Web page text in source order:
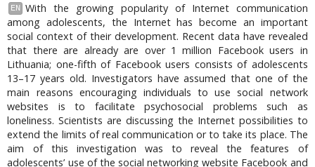
EN
With the growing popularity of Internet communication
among adolescents, the Internet has become an important
social context of their development. Recent data have revealed
that there are already are over 1 million Facebook users in
Lithuania; one-fifth of Facebook users consists of adolescents
13–17 years old. Investigators have assumed that one of the
main reasons encouraging individuals to use social network
websites is to facilitate psychosocial problems such as
loneliness. Scientists are discussing the Internet possibilities to
extend the limits of real communication or to take its place. The
aim of this investigation was to reveal the features of
adolescents’ use of the social networking website Facebook and